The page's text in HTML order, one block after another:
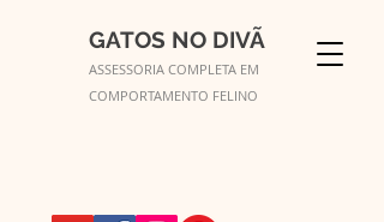
GATOS NO DIVÃ
ASSESSORIA COMPLETA EM
COMPORTAMENTO FELINO